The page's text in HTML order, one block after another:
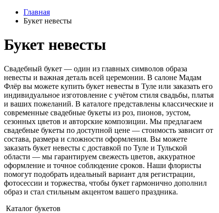
Главная
Букет невесты
Букет невесты
Свадебный букет — один из главных символов образа
невесты и важная деталь всей церемонии. В салоне Мадам
Флёр вы можете купить букет невесты в Туле или заказать его
индивидуальное изготовление с учётом стиля свадьбы, платья
и ваших пожеланий. В каталоге представлены классические и
современные свадебные букеты из роз, пионов, эустом,
сезонных цветов и авторские композиции. Мы предлагаем
свадебные букеты по доступной цене — стоимость зависит от
состава, размера и сложности оформления. Вы можете
заказать букет невесты с доставкой по Туле и Тульской
области — мы гарантируем свежесть цветов, аккуратное
оформление и точное соблюдение сроков. Наши флористы
помогут подобрать идеальный вариант для регистрации,
фотосессии и торжества, чтобы букет гармонично дополнил
образ и стал стильным акцентом вашего праздника.
Каталог букетов